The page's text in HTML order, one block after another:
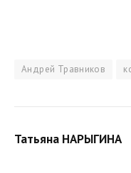
Андрей Травников
Татьяна НАРЫГИНА